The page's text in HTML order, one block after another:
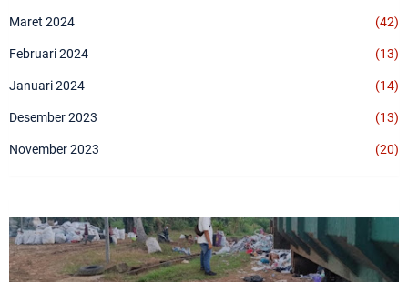
Maret 2024 (42)
Februari 2024 (13)
Januari 2024 (14)
Desember 2023 (13)
November 2023 (20)